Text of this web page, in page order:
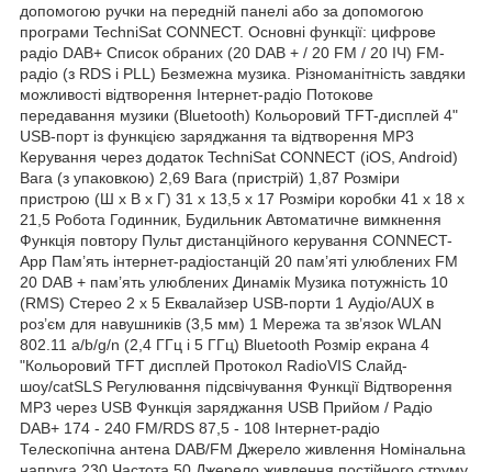
допомогою ручки на передній панелі або за допомогою
програми TechniSat CONNECT. Основні функції: цифрове
радіо DAB+ Список обраних (20 DAB + / 20 FM / 20 ІЧ) FM-
радіо (з RDS і PLL) Безмежна музика. Різноманітність завдяки
можливості відтворення Інтернет-радіо Потокове
передавання музики (Bluetooth) Кольоровий TFT-дисплей 4"
USB-порт із функцією заряджання та відтворення MP3
Керування через додаток TechniSat CONNECT (iOS, Android)
Вага (з упаковкою) 2,69 Вага (пристрій) 1,87 Розміри
пристрою (Ш x В x Г) 31 x 13,5 x 17 Розміри коробки 41 x 18 x
21,5 Робота Годинник, Будильник Автоматичне вимкнення
Функція повтору Пульт дистанційного керування CONNECT-
App Пам’ять інтернет-радіостанцій 20 пам’яті улюблених FM
20 DAB + пам’ять улюблених Динамік Музика потужність 10
(RMS) Стерео 2 x 5 Еквалайзер USB-порти 1 Аудіо/AUX в
роз’єм для навушників (3,5 мм) 1 Мережа та зв’язок WLAN
802.11 a/b/g/n (2,4 ГГц і 5 ГГц) Bluetooth Розмір екрана 4
"Кольоровий TFT дисплей Протокол RadioVIS Слайд-
шоу/catSLS Регулювання підсвічування Функції Відтворення
MP3 через USB Функція заряджання USB Прийом / Радіо
DAB+ 174 - 240 FM/RDS 87,5 - 108 Інтернет-радіо
Телескопічна антена DAB/FM Джерело живлення Номінальна